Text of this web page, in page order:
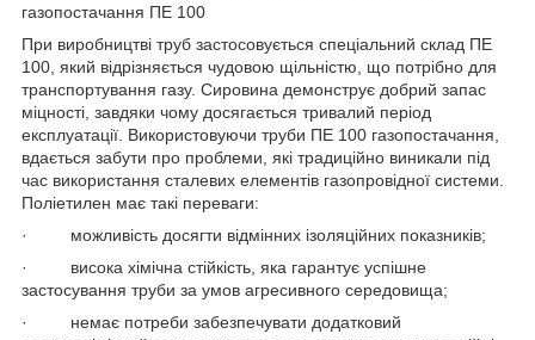
газопостачання ПЕ 100
При виробництві труб застосовується спеціальний склад ПЕ
100, який відрізняється чудовою щільністю, що потрібно для
транспортування газу. Сировина демонструє добрий запас
міцності, завдяки чому досягається тривалий період
експлуатації. Використовуючи труби ПЕ 100 газопостачання,
вдається забути про проблеми, які традиційно виникали під
час використання сталевих елементів газопровідної системи.
Поліетилен має такі переваги:
· можливість досягти відмінних ізоляційних показників;
· висока хімічна стійкість, яка гарантує успішне
застосування труби за умов агресивного середовища;
· немає потреби забезпечувати додатковий